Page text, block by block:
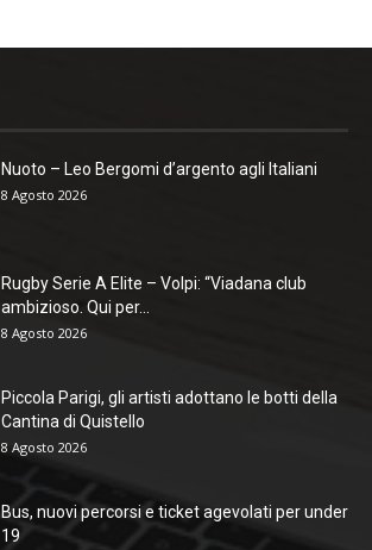
Nuoto – Leo Bergomi d’argento agli Italiani
8 Agosto 2026
Rugby Serie A Elite – Volpi: “Viadana club
ambizioso. Qui per...
8 Agosto 2026
Piccola Parigi, gli artisti adottano le botti della
Cantina di Quistello
8 Agosto 2026
Bus, nuovi percorsi e ticket agevolati per under
19